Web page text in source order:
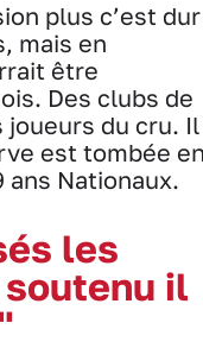
plus c’est dur
mais en
être
Des clubs de
joueurs du cru. Il
est tombée
ans Nationaux.
les
il